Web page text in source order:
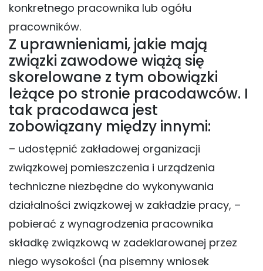
konkretnego pracownika lub ogółu
pracowników.
Z uprawnieniami, jakie mają
związki zawodowe wiążą się
skorelowane z tym obowiązki
leżące po stronie pracodawców. I
tak pracodawca jest
zobowiązany między innymi:
– udostępnić zakładowej organizacji
związkowej pomieszczenia i urządzenia
techniczne niezbędne do wykonywania
działalności związkowej w zakładzie pracy, –
pobierać z wynagrodzenia pracownika
składkę związkową w zadeklarowanej przez
niego wysokości (na pisemny wniosek